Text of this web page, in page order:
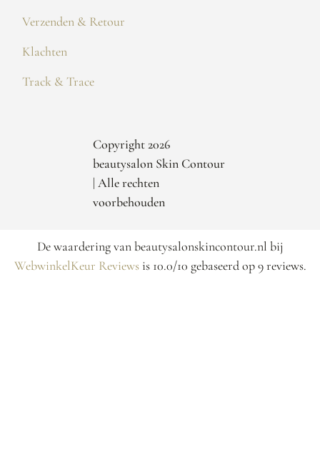
Verzenden & Retour
Klachten
Track & Trace
Copyright 2026
beautysalon Skin Contour
| Alle rechten
voorbehouden
De waardering van beautysalonskincontour.nl bij
WebwinkelKeur Reviewsis 10.0/10 gebaseerd op 9 reviews.